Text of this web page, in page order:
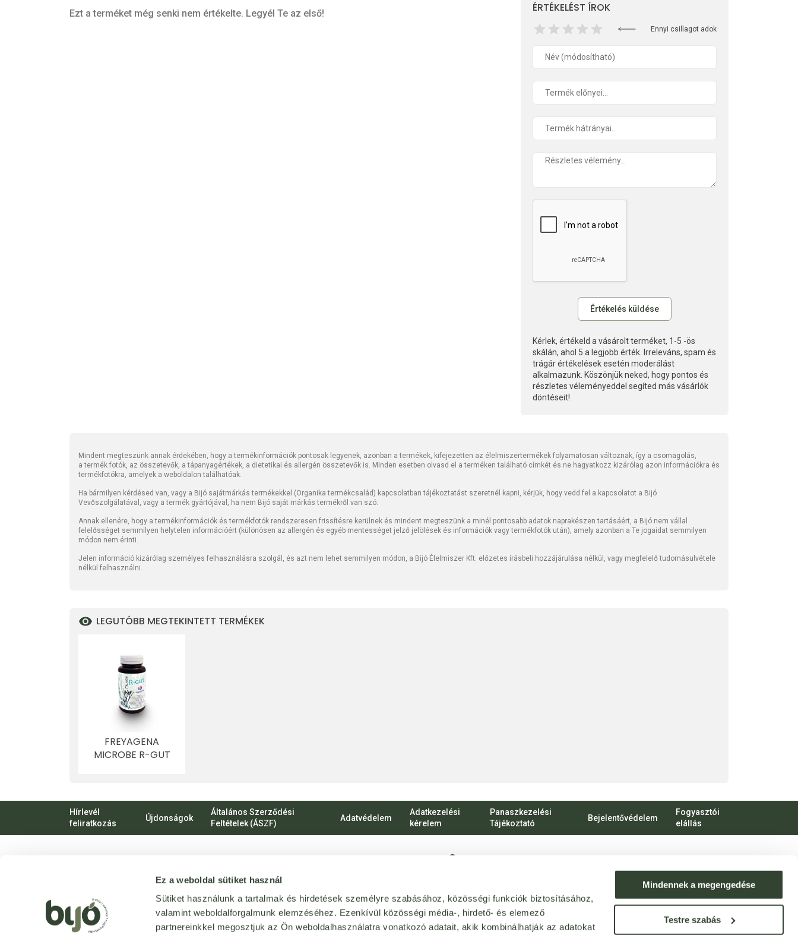
Ez a weboldal sütiket használ
Sütiket használunk a tartalmak és hirdetések személyre szabásához, közösségi funkciók biztosításához,
valamint weboldalforgalmunk elemzéséhez. Ezenkívül közösségi média-, hirdető- és elemező
partnereinkkel megosztjuk az Ön weboldalhasználatra vonatkozó adatait, akik kombinálhatják az adatokat
Mindennek a megengedése
Testre szabás
Ezt a terméket még senki nem értékelte. Legyél Te az első! ÉRTÉKELÉST ÍROK
Ennyi csillagot adok
Kérlek, értékeld a vásárolt terméket, 1-5 -ös
skálán, ahol 5 a legjobb érték. Irreleváns, spam és
trágár értékelések esetén moderálást
alkalmazunk. Köszönjük neked, hogy pontos és
részletes véleményeddel segíted más vásárlók
döntéseit!
Mindent megteszünk annak érdekében, hogy a termékinformációk pontosak legyenek, azonban a termékek, kifejezetten az élelmiszertermékek folyamatosan változnak, így a csomagolás,
a termék fotók, az összetevők, a tápanyagértékek, a dietetikai és allergén összetevők is. Minden esetben olvasd el a terméken található címkét és ne hagyatkozz kizárólag azon információkra és
termékfotókra, amelyek a weboldalon találhatóak.
Ha bármilyen kérdésed van, vagy a Bijó sajátmárkás termékekkel (Organika termékcsalád) kapcsolatban tájékoztatást szeretnél kapni, kérjük, hogy vedd fel a kapcsolatot a Bijó
Vevőszolgálatával, vagy a termék gyártójával, ha nem Bijó saját márkás termékről van szó.
Annak ellenére, hogy a termékinformációk és termékfotók rendszeresen frissítésre kerülnek és mindent megteszünk a minél pontosabb adatok naprakészen tartásáért, a Bijó nem vállal
felelősséget semmilyen helytelen információért (különösen az allergén és egyéb mentességet jelző jelölések és információk vagy termékfotók után), amely azonban a Te jogaidat semmilyen
módon nem érinti.
Jelen információ kizárólag személyes felhasználásra szolgál, és azt nem lehet semmilyen módon, a Bijó Élelmiszer Kft. előzetes írásbeli hozzájárulása nélkül, vagy megfelelő tudomásulvétele
nélkül felhasználni.
LEGUTÓBB MEGTEKINTETT TERMÉKEK
FREYAGENA
MICROBE R-GUT
Hírlevél
feliratkozás
Újdonságok
Általános Szerződési
Feltételek (ÁSZF)
Adatvédelem
Adatkezelési
kérelem
Panaszkezelési
Tájékoztató
Bejelentővédelem
Fogyasztói
elállás
VIRTUÁLIS
Magánszemélyeknek: webshop@bijo.hu
+36 1 814 64 64